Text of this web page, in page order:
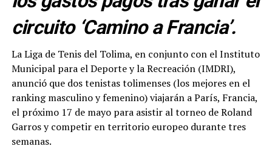
circuito ‘Camino a Francia’.
La Liga de Tenis del Tolima, en conjunto con el Instituto
Municipal para el Deporte y la Recreación (IMDRI),
anunció que dos tenistas tolimenses (los mejores en el
ranking masculino y femenino) viajarán a París, Francia,
el próximo 17 de mayo para asistir al torneo de Roland
Garros y competir en territorio europeo durante tres
semanas.